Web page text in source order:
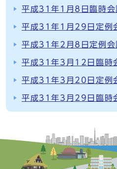
平成31年1月8日臨時会
平成31年1月29日定例
平成31年2月8日定例会
平成31年3月12日臨時
平成31年3月20日定例
平成31年3月29日臨時